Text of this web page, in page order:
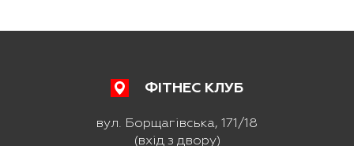
ФІТНЕС КЛУБ
вул. Борщагівська, 171/18
(вхід з двору)